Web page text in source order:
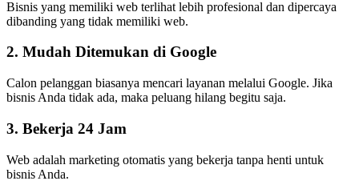
Bisnis yang memiliki web terlihat lebih profesional dan dipercaya
dibanding yang tidak memiliki web.
2. Mudah Ditemukan di Google
Calon pelanggan biasanya mencari layanan melalui Google. Jika
bisnis Anda tidak ada, maka peluang hilang begitu saja.
3. Bekerja 24 Jam
Web adalah marketing otomatis yang bekerja tanpa henti untuk
bisnis Anda.